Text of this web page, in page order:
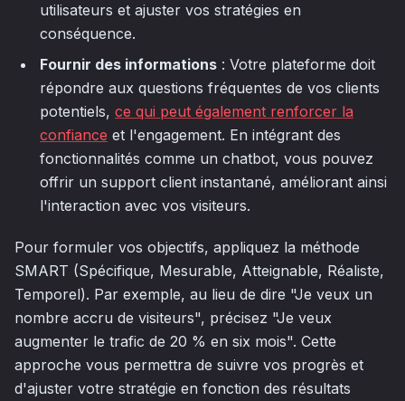
utilisateurs et ajuster vos stratégies en
conséquence.
Fournir des informations : Votre plateforme doit
répondre aux questions fréquentes de vos clients
potentiels, ce qui peut également renforcer la
confiance et l'engagement. En intégrant des
fonctionnalités comme un chatbot, vous pouvez
offrir un support client instantané, améliorant ainsi
l'interaction avec vos visiteurs.
Pour formuler vos objectifs, appliquez la méthode
SMART (Spécifique, Mesurable, Atteignable, Réaliste,
Temporel). Par exemple, au lieu de dire "Je veux un
nombre accru de visiteurs", précisez "Je veux
augmenter le trafic de 20 % en six mois". Cette
approche vous permettra de suivre vos progrès et
d'ajuster votre stratégie en fonction des résultats